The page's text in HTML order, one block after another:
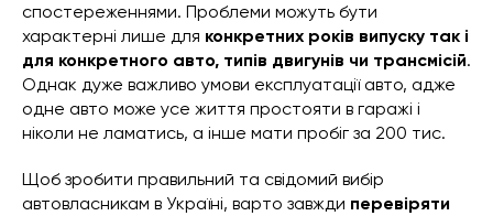
спостереженнями. Проблеми можуть бути
характерні лише для конкретних років випуску так і
для конкретного авто, типів двигунів чи трансмісій.
Однак дуже важливо умови експлуатації авто, адже
одне авто може усе життя простояти в гаражі і
ніколи не ламатись, а інше мати пробіг за 200 тис.
Щоб зробити правильний та свідомий вибір
автовласникам в Україні, варто завжди перевіряти